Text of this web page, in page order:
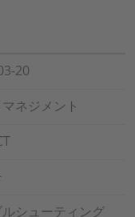
20
ネジメント
ルシューティング